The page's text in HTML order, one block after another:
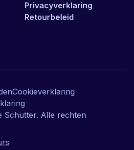
Privacyverklaring
Retourbeleid
Schutter. Alle rechten
Cookieverklaring